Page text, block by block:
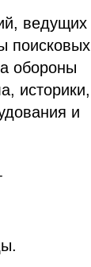
ведущих
поисковых
обороны
историки,
и